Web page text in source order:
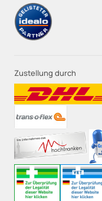
Zustellung durch